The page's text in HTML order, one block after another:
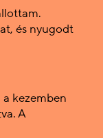
és nyugodt
kezemben
A